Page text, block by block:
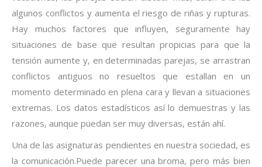
algunos conflictos y aumenta el riesgo de riñas y rupturas.
Hay muchos factores que influyen, seguramente hay
situaciones de base que resultan propicias para que la
tensión aumente y, en determinadas parejas, se arrastran
conflictos antiguos no resueltos que estallan en un
momento determinado en plena cara y llevan a situaciones
extremas. Los datos estadísticos así lo demuestras y las
razones, aunque puedan ser muy diversas, están ahí.
Una de las asignaturas pendientes en nuestra sociedad, es
la comunicación.Puede parecer una broma, pero más bien